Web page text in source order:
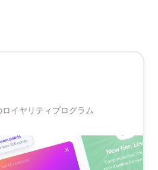
イヤリティプログラム